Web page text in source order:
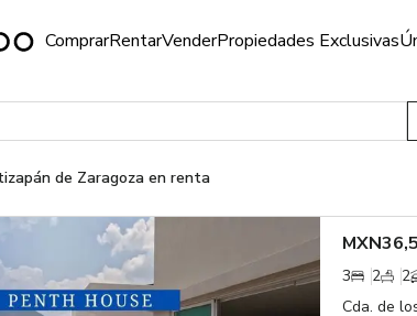
ComprarRentarVenderPropiedades Exclusivas
de Zaragoza, Edo. de México
de Zaragoza en renta
MXN
3
2 2
Cda. de